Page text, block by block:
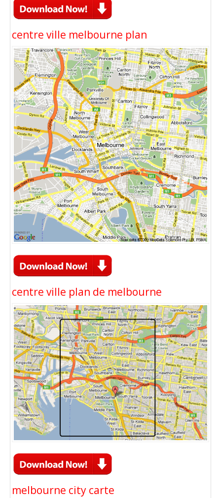
centre ville melbourne plan
centre ville plan de melbourne
melbourne city carte